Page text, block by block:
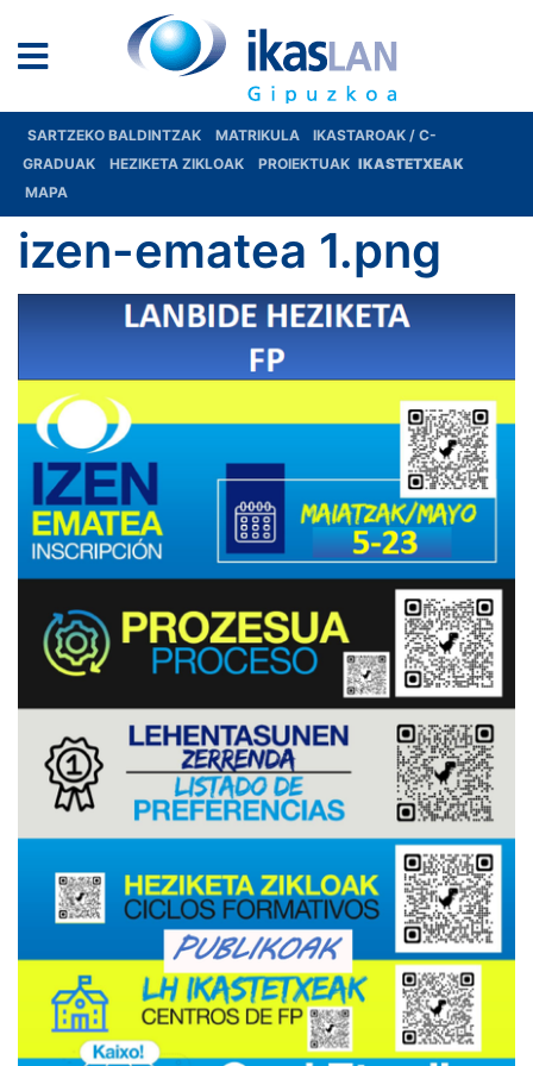
SARTZEKO BALDINTZAK MATRIKULA
IKASTAROAK / C-
GRADUAK
HEZIKETA ZIKLOAK PROIEKTUAK IKASTETXEAK
MAPA
izen-ematea 1.png